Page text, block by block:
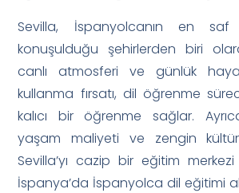
Sevilla, İspanyolcanın en
konuşulduğu şehirlerden biri
canlı atmosferi ve günlük
kullanma fırsatı, dil öğrenme
kalıcı bir öğrenme sağlar.
yaşam maliyeti ve zengin
Sevilla’yı cazip bir eğitim
İspanya’da İspanyolca dil eğitimi